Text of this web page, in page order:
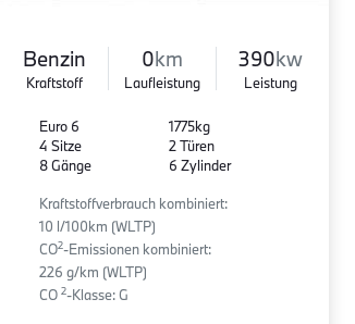
Benzin
Kraftstoff
0km
Laufleistung
390kw
Leistung
Euro 6
4 Sitze
8 Gänge
1775kg
2 Türen
6 Zylinder
Kraftstoffverbrauch kombiniert:
10 l/100km (WLTP)
CO2-Emissionen kombiniert:
226 g/km (WLTP)
CO 2-Klasse: G